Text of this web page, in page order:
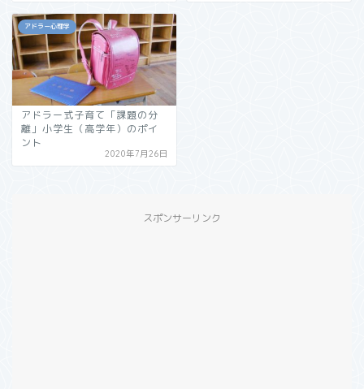
アドラー心理学
アドラー式子育て「課題の分
離」小学生（高学年）のポイ
ント
2020年7月26日
スポンサーリンク